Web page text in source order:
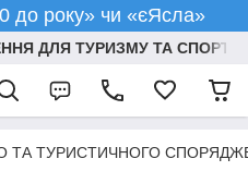
до року» чи «єЯсла»
ДЛЯ ТУРИЗМУ ТА СПОРТУ
ТА ТУРИСТИЧНОГО